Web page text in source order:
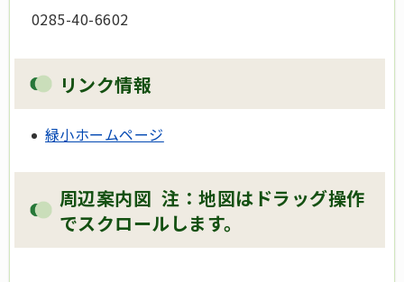
0285-40-6602
リンク情報
緑小ホームページ
周辺案内図 注：地図はドラッグ操作
でスクロールします。